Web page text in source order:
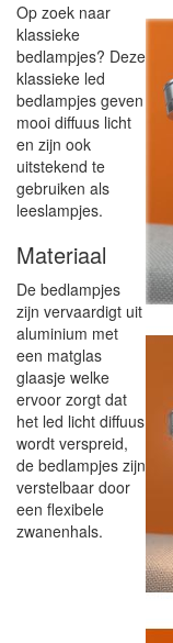
Op zoek naar
klassieke
bedlampjes? Deze
klassieke led
bedlampjes geven
mooi diffuus licht
en zijn ook
uitstekend te
gebruiken als
leeslampjes.
Materiaal
De bedlampjes
zijn vervaardigt uit
aluminium met
een matglas
glaasje welke
ervoor zorgt dat
het led licht diffuus
wordt verspreid,
de bedlampjes zijn
verstelbaar door
een flexibele
zwanenhals.